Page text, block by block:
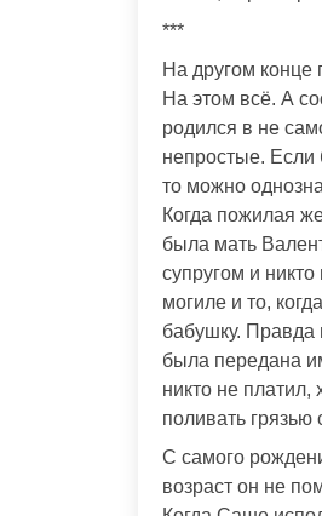
***
На другом конце
На этом всё. А
родился в не
непростые. Если
то можно
Когда пожилая
была мать
супругом и
могиле и то,
бабушку. Правда
была передана
никто не
поливать
С самого
возраст он не